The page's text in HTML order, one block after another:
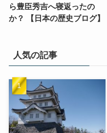
ら豊臣秀吉へ寝返ったの
か？ 【日本の歴史ブログ】
人気の記事